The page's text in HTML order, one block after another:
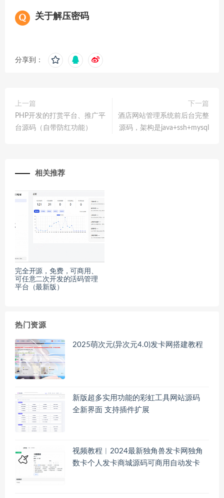
关于解压密码
分享到：
上一篇
PHP开发的打赏平台、推广平
台源码（自带防红功能）
下一篇
酒店网站管理系统前后台完整
源码，架构是java+ssh+mysql
相关推荐
完全开源，免费，可商用、
可任意二次开发的活码管理
平台（最新版）
热门资源
2025萌次元(异次元4.0)发卡网搭建教程
新版超多实用功能的彩虹工具网站源码
全新界面 支持插件扩展
视频教程︱2024最新独角兽发卡网独角
数卡个人发卡商城源码可商用自动发卡